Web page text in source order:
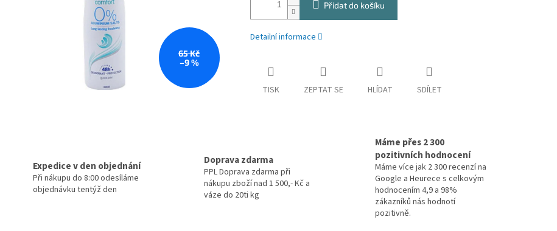
65 Kč
–9 %
Přidat do košíku
Detailní informace
TISK ZEPTAT SE HLÍDAT SDÍLET
Expedice v den objednání
Při nákupu do 8:00 odesíláme
objednávku tentýž den
Doprava zdarma
PPL Doprava zdarma při
nákupu zboží nad 1 500,- Kč a
váze do 20ti kg
Máme přes 2 300
pozitivních hodnocení
Máme více jak 2 300 recenzí na
Google a Heurece s celkovým
hodnocením 4,9 a 98%
zákazníků nás hodnotí
pozitivně.